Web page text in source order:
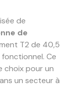
de
de
T2 de 40,5
Ce
choix pour un
un secteur à